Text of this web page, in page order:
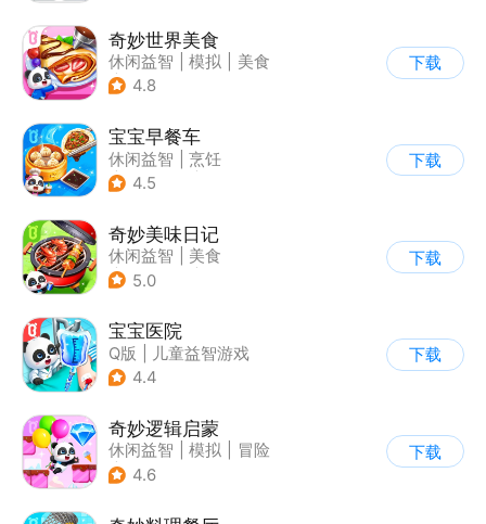
奇妙世界美食
休闲益智 模拟
美食
| 宝宝巴士
4.8
下载
宝宝早餐车
休闲益智
烹饪
| 宝宝巴士
4.5
下载
奇妙美味日记
休闲益智
美食
| 宝宝巴士
5.0
下载
宝宝医院
Q版
儿童益智游戏
4.4
下载
奇妙逻辑启蒙
休闲益智 模拟
冒险
| 宝宝巴士
4.6
下载